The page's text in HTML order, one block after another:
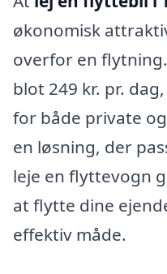
økonomisk
overfor en
blot 249 kr. pr.
for både private
en løsning, der
leje en flyttevogn
at flytte dine
effektiv måde.